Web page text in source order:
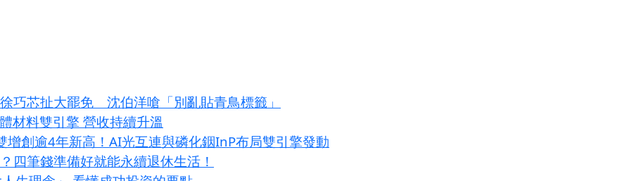
巧芯扯大罷免 沈伯洋嗆「別亂貼青鳥標籤」
材料雙引擎 營收持續升溫
增創逾4年新高！AI光互連與磷化銦InP布局雙引擎發動
四筆錢準備好就能永續退休生活！